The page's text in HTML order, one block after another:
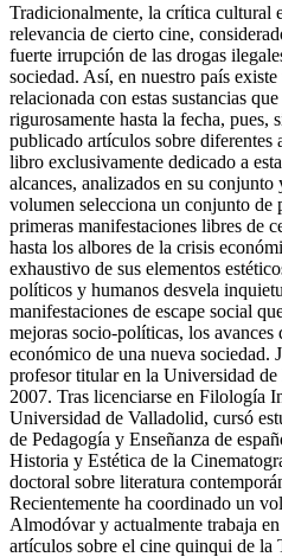
Tradicionalmente, la crítica cultural
relevancia de cierto cine,
fuerte irrupción de las drogas
sociedad. Así, en nuestro país
relacionada con estas sustancias
rigurosamente hasta la fecha, pues,
publicado artículos sobre diferentes
libro exclusivamente dedicado a
alcances, analizados en su
volumen selecciona un conjunto de
primeras manifestaciones libres de
hasta los albores de la crisis
exhaustivo de sus elementos
políticos y humanos desvela
manifestaciones de escape social
mejoras socio-políticas, los
económico de una nueva sociedad.
profesor titular en la Universidad
2007. Tras licenciarse en Filología
Universidad de Valladolid, cursó
de Pedagogía y Enseñanza de
Historia y Estética de la
doctoral sobre literatura
Recientemente ha coordinado un
Almodóvar y actualmente trabaja
artículos sobre el cine quinqui de la